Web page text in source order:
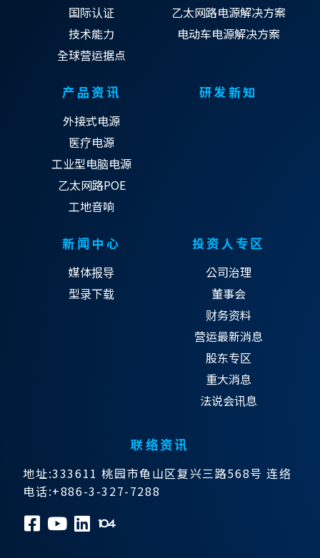
国际认证
技术能力
全球营运据点
乙太网路电源解决方案
电动车电源解决方案
产品资讯
外接式电源
医疗电源
工业型电脑电源
乙太网路POE
工地音响
研发新知
新闻中心
媒体报导
型录下载
投资人专区
公司治理
董事会
财务资料
营运最新消息
股东专区
重大消息
法说会讯息
联络资讯
地址:333611 桃园市龟山区复兴三路568号 连络
电话:+886-3-327-7288